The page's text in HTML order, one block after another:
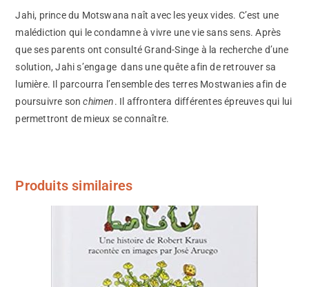
Jahi, prince du Motswana naît avec les yeux vides. C’est une
malédiction qui le condamne à vivre une vie sans sens. Après
que ses parents ont consulté Grand-Singe à la recherche d’une
solution, Jahi s’engage dans une quête afin de retrouver sa
lumière. Il parcourra l’ensemble des terres Mostwanies afin de
poursuivre sonchimen. Il affrontera différentes épreuves qui lui
permettront de mieux se connaître.
Produits similaires